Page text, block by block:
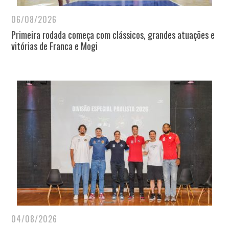
06/08/2026
Primeira rodada começa com clássicos, grandes atuações e
vitórias de Franca e Mogi
04/08/2026